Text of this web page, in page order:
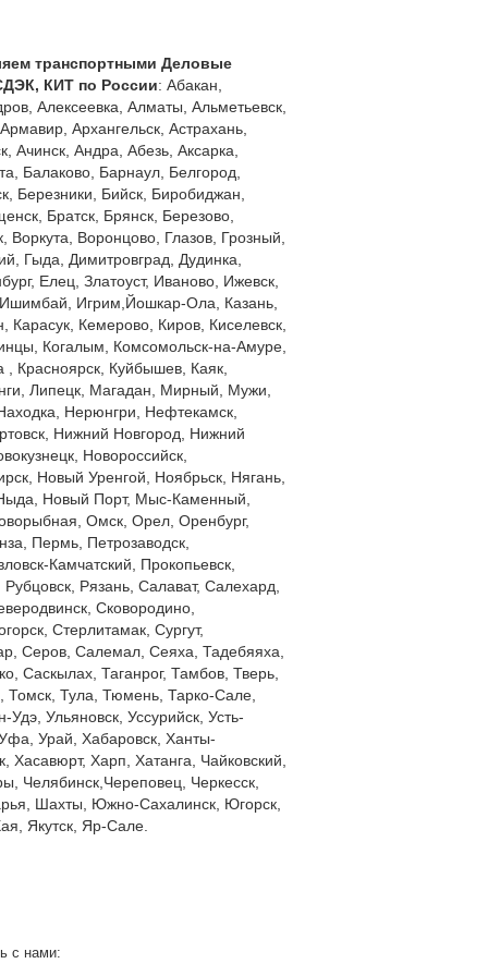
транспортными Деловые
КИТ по России: Абакан,
Алексеевка, Алматы, Альметьевск,
Архангельск, Астрахань,
Ачинск, Андра, Абезь, Аксарка,
Балаково, Барнаул, Белгород,
Березники, Бийск, Биробиджан,
Братск, Брянск, Березово,
Воркута, Воронцово, Глазов, Грозный,
Гыда, Димитровград, Дудинка,
Елец, Златоуст, Иваново, Ижевск,
Ишимбай, Игрим,Йошкар-Ола, Казань,
Кемерово, Киров, Киселевск,
Когалым, Комсомольск-на-Амуре,
, Красноярск, Куйбышев, Каяк,
Липецк, Магадан, Мирный, Мужи,
Нерюнгри, Нефтекамск,
Нижний Новгород, Нижний
Новороссийск,
Новый Уренгой, Ноябрьск, Нягань,
Новый Порт, Мыс-Каменный,
Омск, Орел, Оренбург,
Пермь, Петрозаводск,
Камчатский, Прокопьевск,
Рязань, Салават, Салехард,
Сковородино,
Стерлитамак, Сургут,
Серов, Салемал, Сеяха, Тадебяяха,
Саскылах, Таганрог, Тамбов, Тверь,
Томск, Тула, Тюмень, Тарко-Сале,
Удэ, Ульяновск, Уссурийск, Усть-
Урай, Хабаровск, Ханты-
Хасавюрт, Харп, Хатанга, Чайковский,
Челябинск,Череповец, Черкесск,
Шахты, Южно-Сахалинск, Югорск,
Якутск, Яр-Сале.
с нами: